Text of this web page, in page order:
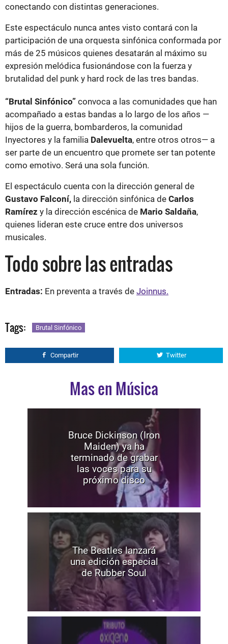
conectando con distintas generaciones.
Este espectáculo nunca antes visto contará con la
participación de una orquesta sinfónica conformada por
más de 25 músicos quienes desatarán al máximo su
expresión melódica fusionándose con la fuerza y
brutalidad del punk y hard rock de las tres bandas.
“Brutal Sinfónico” convoca a las comunidades que han
acompañado a estas bandas a lo largo de los años —
hijos de la guerra, bombarderos, la comunidad
Inyectores y la familia Dalevuelta, entre otros otros— a
ser parte de un encuentro que promete ser tan potente
como emotivo. Será una sola función.
El espectáculo cuenta con la dirección general de
Gustavo Falconí, la dirección sinfónica de Carlos
Ramírez y la dirección escénica de Mario Saldaña,
quienes lideran este cruce entre dos universos
musicales.
Todo sobre las entradas
Entradas: En preventa a través de Joinnus.
Tags: Brutal Sinfónico
Compartir Twitter
Mas en Música
Bruce Dickinson (Iron
Maiden) ya ha
terminado de grabar
las voces para su
próximo disco
The Beatles lanzará
una edición especial
de Rubber Soul